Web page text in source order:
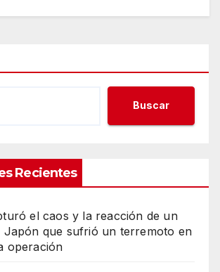
Buscar
Recientes
el caos y la reacción de un
Japón que sufrió un terremoto en
operación